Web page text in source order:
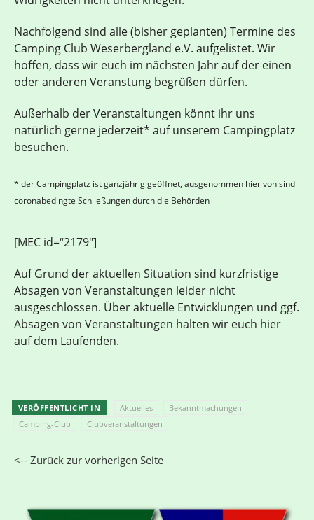
Nachfolgend sind alle (bisher geplanten) Termine des
Camping Club Weserbergland e.V. aufgelistet. Wir
hoffen, dass wir euch im nächsten Jahr auf der einen
oder anderen Veranstung begrüßen dürfen.
Außerhalb der Veranstaltungen könnt ihr uns
natürlich gerne jederzeit* auf unserem Campingplatz
besuchen.
* der Campingplatz ist ganzjährig geöffnet, ausgenommen hier von sind
coronabedingte Schließungen durch die Behörden
[MEC id=“2179″]
Auf Grund der aktuellen Situation sind kurzfristige
Absagen von Veranstaltungen leider nicht
ausgeschlossen. Über aktuelle Entwicklungen und ggf.
Absagen von Veranstaltungen halten wir euch hier
auf dem Laufenden.
VERÖFFENTLICHT IN Aktuelles
Bekanntmachungen
Camping-Club
Clubveranstaltungen
<-- Zurück zur vorherigen Seite